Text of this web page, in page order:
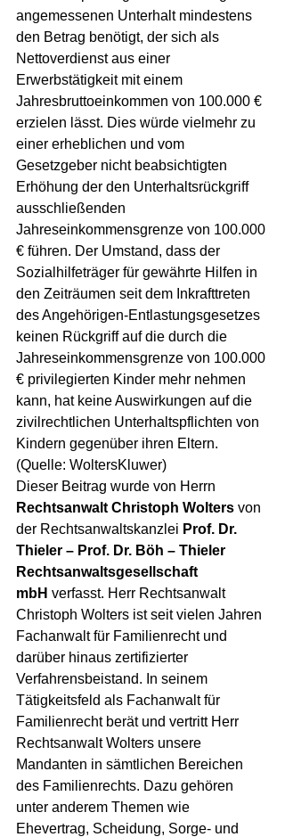
angemessenen Unterhalt mindestens
den Betrag benötigt, der sich als
Nettoverdienst aus einer
Erwerbstätigkeit mit einem
Jahresbruttoeinkommen von 100.000 €
erzielen lässt. Dies würde vielmehr zu
einer erheblichen und vom
Gesetzgeber nicht beabsichtigten
Erhöhung der den Unterhaltsrückgriff
ausschließenden
Jahreseinkommensgrenze von 100.000
€ führen. Der Umstand, dass der
Sozialhilfeträger für gewährte Hilfen in
den Zeiträumen seit dem Inkrafttreten
des Angehörigen-Entlastungsgesetzes
keinen Rückgriff auf die durch die
Jahreseinkommensgrenze von 100.000
€ privilegierten Kinder mehr nehmen
kann, hat keine Auswirkungen auf die
zivilrechtlichen Unterhaltspflichten von
Kindern gegenüber ihren Eltern.
(Quelle: WoltersKluwer)
Dieser Beitrag wurde von Herrn
Rechtsanwalt Christoph Wolters von
der Rechtsanwaltskanzlei Prof. Dr.
Thieler – Prof. Dr. Böh – Thieler
Rechtsanwaltsgesellschaft
mbH verfasst. Herr Rechtsanwalt
Christoph Wolters ist seit vielen Jahren
Fachanwalt für Familienrecht und
darüber hinaus zertifizierter
Verfahrensbeistand. In seinem
Tätigkeitsfeld als Fachanwalt für
Familienrecht berät und vertritt Herr
Rechtsanwalt Wolters unsere
Mandanten in sämtlichen Bereichen
des Familienrechts. Dazu gehören
unter anderem Themen wie
Ehevertrag, Scheidung, Sorge- und